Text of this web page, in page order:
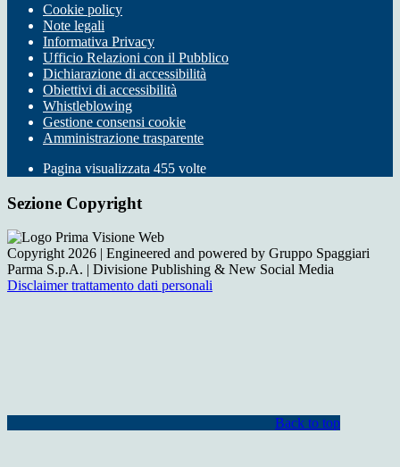
Cookie policy
Note legali
Informativa Privacy
Ufficio Relazioni con il Pubblico
Dichiarazione di accessibilità
Obiettivi di accessibilità
Whistleblowing
Gestione consensi cookie
Amministrazione trasparente
Pagina visualizzata 455 volte
Sezione Copyright
Copyright 2026 | Engineered and powered by Gruppo Spaggiari
Parma S.p.A. | Divisione Publishing & New Social Media
Disclaimer trattamento dati personali
Back to top